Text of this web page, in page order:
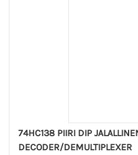
74HC138 PIIRI DIP
DECODER/DEMULTIPLEXER